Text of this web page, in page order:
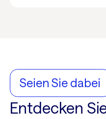
Seien Sie dabei
Entdecken